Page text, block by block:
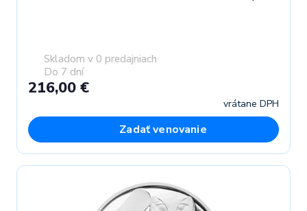
Skladom v 0 predajniach
Do 7 dní
216,00 €
vrátane DPH
Zadať venovanie